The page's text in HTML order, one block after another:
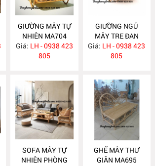
GIƯỜNG MÂY TỰ
NHIÊN MA704
Giá: LH - 0938 423
805
GIƯỜNG NGỦ
MÂY TRE ĐAN
MA703
Giá: LH - 0938 423
805
SOFA MÂY TỰ
NHIÊN PHÒNG
GHẾ MÂY THƯ
GIÃN MA695